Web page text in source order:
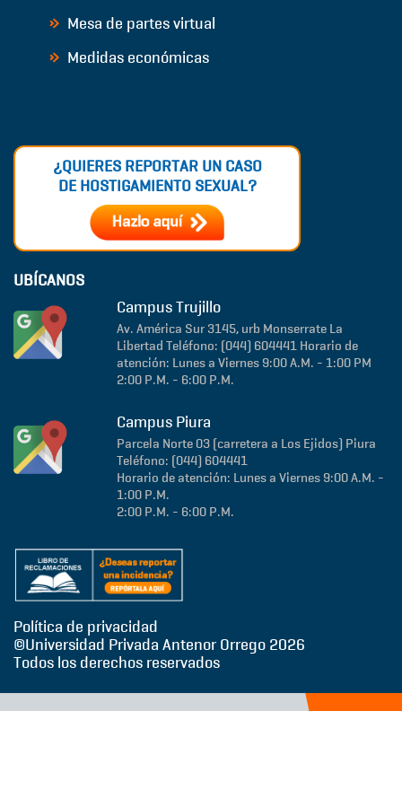
Mesa de partes virtual
Medidas económicas
¿QUIERES REPORTAR UN CASO
DE HOSTIGAMIENTO SEXUAL?
UBÍCANOS
Campus Trujillo
Av. América Sur 3145, urb Monserrate La
Libertad Teléfono: (044) 604441 Horario de
atención: Lunes a Viernes 9:00 A.M. - 1:00 PM
2:00 P.M. - 6:00 P.M.
Campus Piura
Parcela Norte 03 (carretera a Los Ejidos) Piura
Teléfono: (044) 604441
Horario de atención: Lunes a Viernes 9:00 A.M. -
1:00 P.M.
2:00 P.M. - 6:00 P.M.
Política de privacidad
©Universidad Privada Antenor Orrego 2026
Todos los derechos reservados